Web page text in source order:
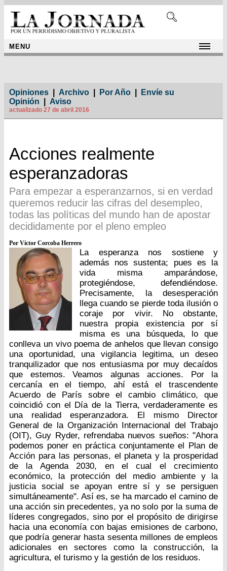
MENU
Opiniones Archivo Por Año
Envíe su
Opinión
Aviso
actualizado 27 de abril 2016
Acciones realmente
esperanzadoras
Para empezar a esperanzarnos, si en verdad
queremos reducir las cifras del desempleo,
todas las políticas del mundo han de apostar
decididamente por el pleno empleo
Por Víctor Corcoba Herrero
La esperanza nos sostiene y
además nos sustenta; pues es la
vida misma amparándose,
protegiéndose, defendiéndose.
Precisamente, la desesperación
llega cuando se pierde toda ilusión o
coraje por vivir. No obstante,
nuestra propia existencia por sí
misma es una búsqueda, lo que
conlleva un vivo poema de anhelos que llevan consigo
una oportunidad, una vigilancia legitima, un deseo
tranquilizador que nos entusiasma por muy decaídos
que estemos. Veamos algunas acciones. Por la
cercanía en el tiempo, ahí está el trascendente
Acuerdo de París sobre el cambio climático, que
coincidió con el Día de la Tierra, verdaderamente es
una realidad esperanzadora. El mismo Director
General de la Organización Internacional del Trabajo
(OIT), Guy Ryder, refrendaba nuevos sueños: "Ahora
podemos poner en práctica conjuntamente el Plan de
Acción para las personas, el planeta y la prosperidad
de la Agenda 2030, en el cual el crecimiento
económico, la protección del medio ambiente y la
justicia social se apoyan entre sí y se persiguen
simultáneamente". Así es, se ha marcado el camino de
una acción sin precedentes, ya no solo por la suma de
líderes congregados, sino por el propósito de dirigirse
hacia una economía con bajas emisiones de carbono,
que podría generar hasta sesenta millones de empleos
adicionales en sectores como la construcción, la
agricultura, el turismo y la gestión de los residuos.